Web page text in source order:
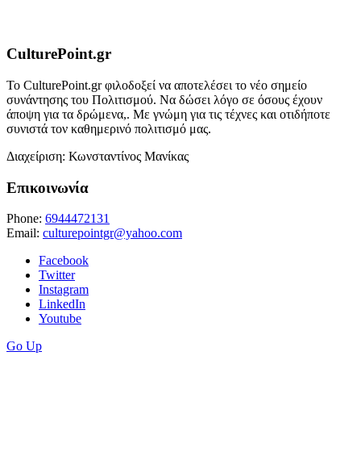
CulturePoint.gr
Το CulturePoint.gr φιλοδοξεί να αποτελέσει το νέο σημείο
συνάντησης του Πολιτισμού. Να δώσει λόγο σε όσους έχουν
άποψη για τα δρώμενα,. Με γνώμη για τις τέχνες και οτιδήποτε
συνιστά τον καθημερινό πολιτισμό μας.
Διαχείριση: Κωνσταντίνος Μανίκας
Επικοινωνία
Phone: 6944472131
Email: culturepointgr@yahoo.com
Facebook
Twitter
Instagram
LinkedIn
Youtube
Go Up